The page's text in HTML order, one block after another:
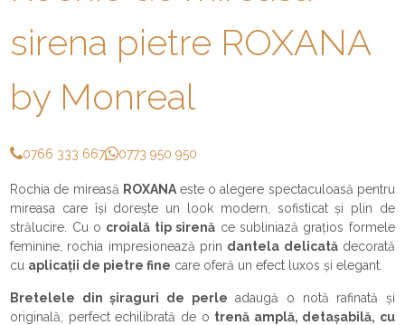
sirena pietre ROXANA
by Monreal
0766 333 667 0773 950 950
Rochia de mireasă ROXANAeste o alegere spectaculoasă pentru
mireasa care își dorește un look modern, sofisticat și plin de
strălucire. Cu o croială tip sirenă ce subliniază grațios formele
feminine, rochia impresionează prin dantela delicatădecorată
cu aplicații de pietre fine care oferă un efect luxos și elegant.
Bretelele din șiraguri de perle adaugă o notă rafinată și
originală, perfect echilibrată de o trenă amplă, detașabilă, cu